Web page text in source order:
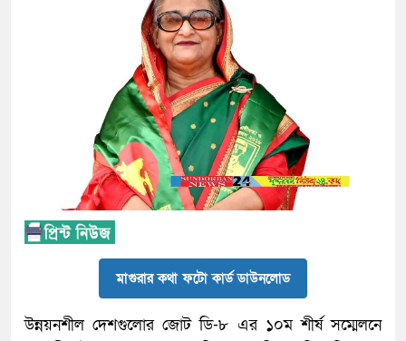
মাগুরার কথা ফটো কার্ড ডাউনলোড
উন্নয়নশীল দেশগুলোর জোট ডি-৮ এর ১০ম শীর্ষ সম্মেলনে